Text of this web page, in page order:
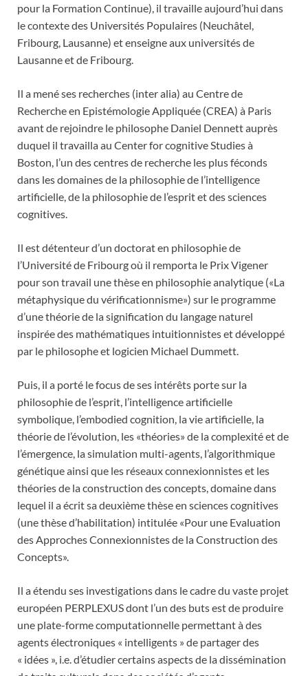
pour la Formation Continue), il travaille aujourd’hui dans
le contexte des Universités Populaires (Neuchâtel,
Fribourg, Lausanne) et enseigne aux universités de
Lausanne et de Fribourg.
Il a mené ses recherches (inter alia) au Centre de
Recherche en Epistémologie Appliquée (CREA) à Paris
avant de rejoindre le philosophe Daniel Dennett auprès
duquel il travailla au Center for cognitive Studies à
Boston, l’un des centres de recherche les plus féconds
dans les domaines de la philosophie de l’intelligence
artificielle, de la philosophie de l’esprit et des sciences
cognitives.
Il est détenteur d’un doctorat en philosophie de
l’Université de Fribourg où il remporta le Prix Vigener
pour son travail une thèse en philosophie analytique («La
métaphysique du vérificationnisme») sur le programme
d’une théorie de la signification du langage naturel
inspirée des mathématiques intuitionnistes et développé
par le philosophe et logicien Michael Dummett.
Puis, il a porté le focus de ses intérêts porte sur la
philosophie de l’esprit, l’intelligence artificielle
symbolique, l’embodied cognition, la vie artificielle, la
théorie de l’évolution, les «théories» de la complexité et de
l’émergence, la simulation multi-agents, l’algorithmique
génétique ainsi que les réseaux connexionnistes et les
théories de la construction des concepts, domaine dans
lequel il a écrit sa deuxième thèse en sciences cognitives
(une thèse d’habilitation) intitulée «Pour une Evaluation
des Approches Connexionnistes de la Construction des
Concepts».
Il a étendu ses investigations dans le cadre du vaste projet
européen PERPLEXUS dont l’un des buts est de produire
une plate-forme computationnelle permettant à des
agents électroniques « intelligents » de partager des
« idées », i.e. d’étudier certains aspects de la dissémination